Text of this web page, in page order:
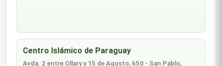
Centro Islámico de Paraguay
Avda. 2 entre Ollary y 15 de Agosto, 650 - San Pablo,